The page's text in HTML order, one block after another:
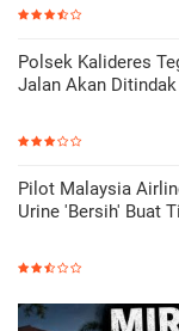
Polsek Kalideres
Jalan Akan Ditindak
Pilot Malaysia
Urine 'Bersih' Buat